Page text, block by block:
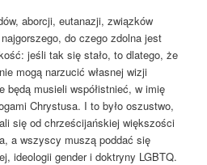
aborcji, eutanazji, związków
do czego zdolna jest
jeśli tak się stało, to dlatego, że
mogą narzucić własnej wizji
będą musieli współistnieć, w imię
Chrystusa. I to było oszustwo,
się od chrześcijańskiej większości
a wszyscy muszą poddać się
ideologii gender i doktryny LGBTQ.